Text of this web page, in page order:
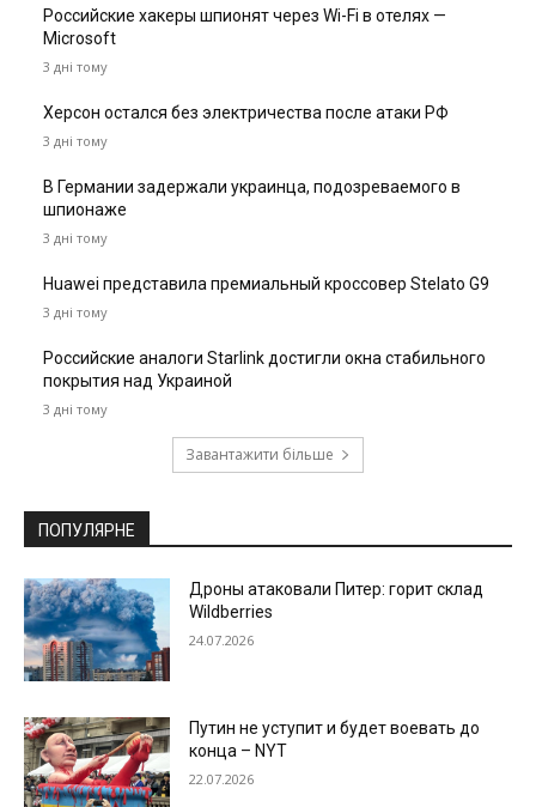
Российские хакеры шпионят через Wi-Fi в отелях —
Microsoft
3 дні тому
Херсон остался без электричества после атаки РФ
3 дні тому
В Германии задержали украинца, подозреваемого в
шпионаже
3 дні тому
Huawei представила премиальный кроссовер Stelato G9
3 дні тому
Российские аналоги Starlink достигли окна стабильного
покрытия над Украиной
3 дні тому
Завантажити більше
ПОПУЛЯРНЕ
Дроны атаковали Питер: горит склад
Wildberries
24.07.2026
Путин не уступит и будет воевать до
конца – NYT
22.07.2026